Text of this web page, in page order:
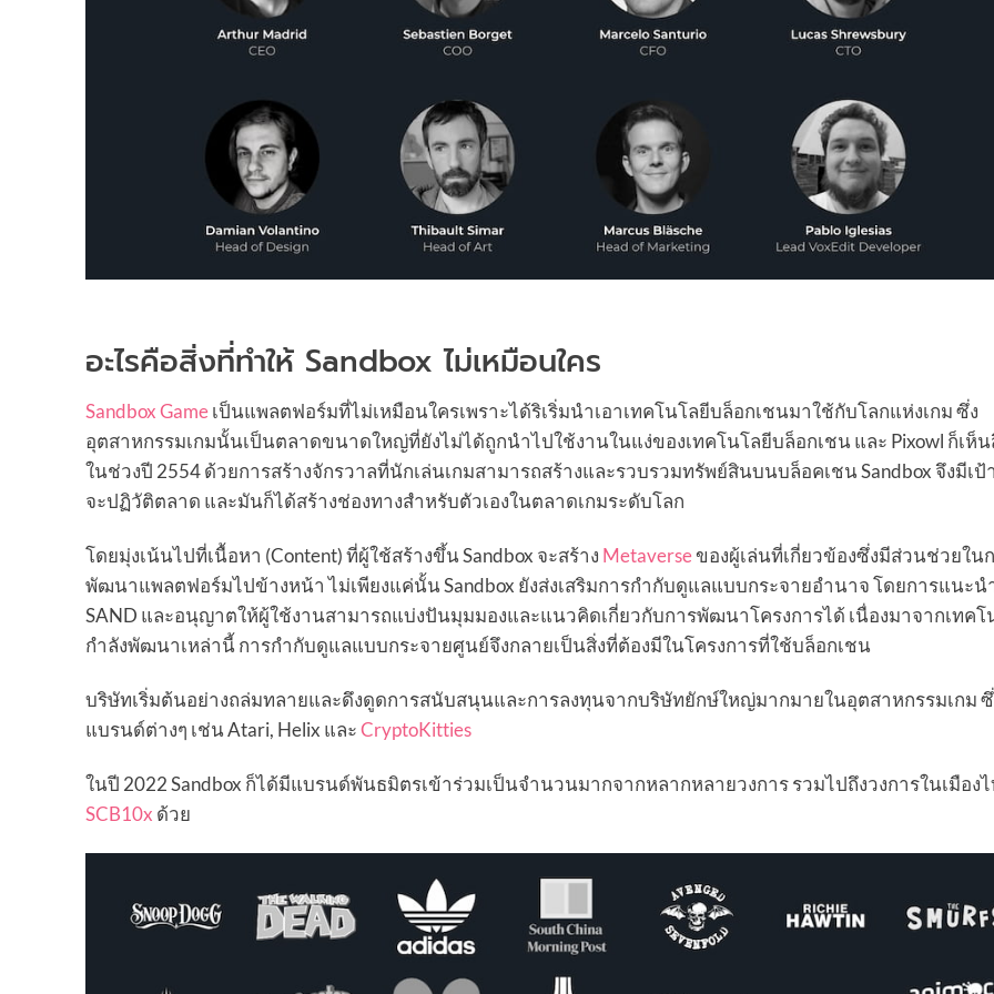
อะไรคือสิ่งที่ทำให้ Sandbox ไม่เหมือนใคร
Sandbox Gameเป็นแพลตฟอร์มที่ไม่เหมือนใครเพราะได้ริเริ่มนำเอาเทคโนโลยีบล็อกเชนมาใช้กับโลกแห่งเกม ซึ่ง
อุตสาหกรรมเกมนั้นเป็นตลาดขนาดใหญ่ที่ยังไม่ได้ถูกนำไปใช้งานในแง่ของเทคโนโลยีบล็อกเชน และ Pixowl ก็เห็
ในช่วงปี 2554 ด้วยการสร้างจักรวาลที่นักเล่นเกมสามารถสร้างและรวบรวมทรัพย์สินบนบล็อคเชน Sandbox จึงมีเ
จะปฏิวัติตลาด และมันก็ได้สร้างช่องทางสำหรับตัวเองในตลาดเกมระดับโลก
โดยมุ่งเน้นไปที่เนื้อหา (Content) ที่ผู้ใช้สร้างขึ้น Sandbox จะสร้าง Metaverseของผู้เล่นที่เกี่ยวข้องซึ่งมีส่วนช่วยใน
พัฒนาแพลตฟอร์มไปข้างหน้า ไม่เพียงแค่นั้น Sandbox ยังส่งเสริมการกำกับดูแลแบบกระจายอำนาจ โดยการแนะน
SAND และอนุญาตให้ผู้ใช้งานสามารถแบ่งปันมุมมองและแนวคิดเกี่ยวกับการพัฒนาโครงการได้ เนื่องมาจากเทคโ
กำลังพัฒนาเหล่านี้ การกำกับดูแลแบบกระจายศูนย์จึงกลายเป็นสิ่งที่ต้องมีในโครงการที่ใช้บล็อกเชน
บริษัทเริ่มต้นอย่างถล่มทลายและดึงดูดการสนับสนุนและการลงทุนจากบริษัทยักษ์ใหญ่มากมายในอุตสาหกรรมเกม ซึ่
แบรนด์ต่างๆ เช่น Atari, Helix และCryptoKitties
ในปี 2022 Sandbox ก็ได้มีแบรนด์พันธมิตรเข้าร่วมเป็นจำนวนมากจากหลากหลายวงการ รวมไปถึงวงการในเมือง
SCB10x ด้วย